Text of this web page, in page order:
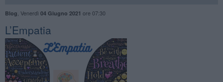
Blog Venerdì 04 Giugno 2021 ore 07:30
​L’Empatia